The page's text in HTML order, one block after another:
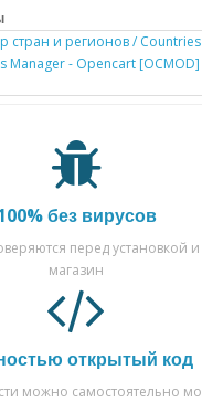
стран и регионов / Countries
Manager - Opencart [OCMOD]
без вирусов
перед установкой
магазин
открытый код
можно самостоятельно